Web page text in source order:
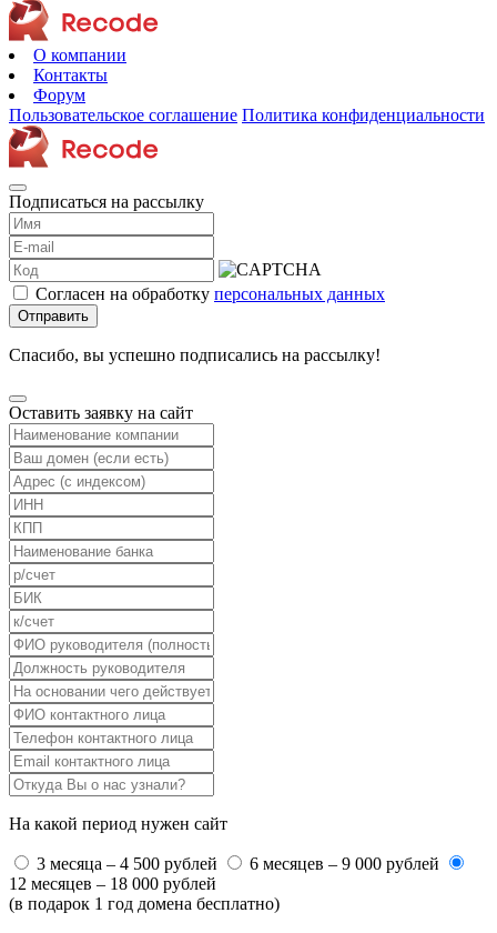
О компании
Контакты
Форум
Пользовательское соглашение Политика конфиденциальности
Подписаться на рассылку
Согласен на обработку персональных данных
Отправить
Спасибо, вы успешно подписались на рассылку!
Оставить заявку на сайт
На какой период нужен сайт
3 месяца – 4 500 рублей
6 месяцев – 9 000 рублей
12 месяцев – 18 000 рублей
(в подарок 1 год домена бесплатно)